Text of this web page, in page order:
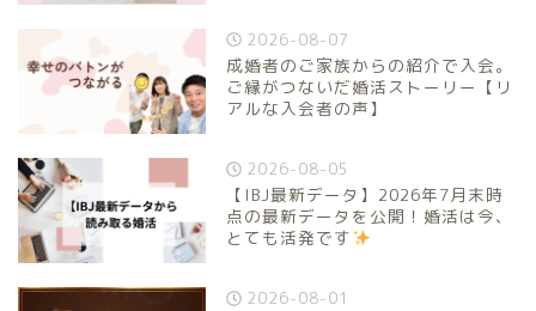
2026-08-07
成婚者のご家族からの紹介で入会。
ご縁がつないだ婚活ストーリー【リ
アルな入会者の声】
2026-08-05
【IBJ最新データ】2026年7月末時
点の最新データを公開！婚活は今、
とても活発です
2026-08-01